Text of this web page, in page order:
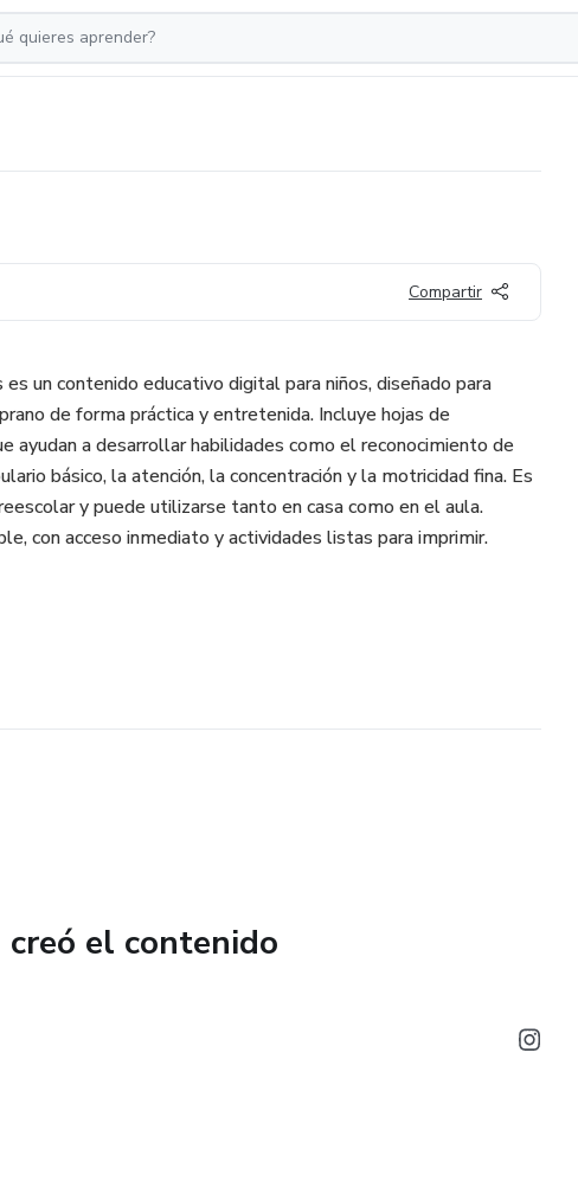
Compartir
un contenido educativo digital para niños, diseñado para
de forma práctica y entretenida. Incluye hojas de
ayudan a desarrollar habilidades como el reconocimiento de
básico, la atención, la concentración y la motricidad fina. Es
y puede utilizarse tanto en casa como en el aula.
con acceso inmediato y actividades listas para imprimir.
el contenido